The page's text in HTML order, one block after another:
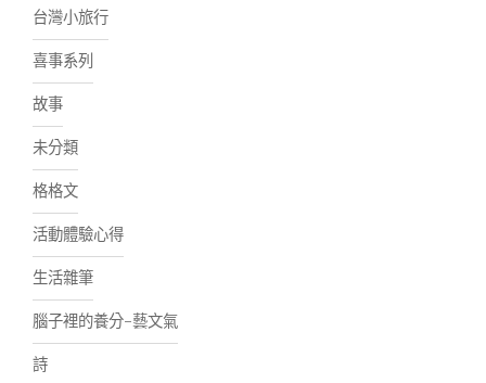
台灣小旅行
喜事系列
故事
未分類
格格文
活動體驗心得
生活雜筆
腦子裡的養分-藝文氣
詩